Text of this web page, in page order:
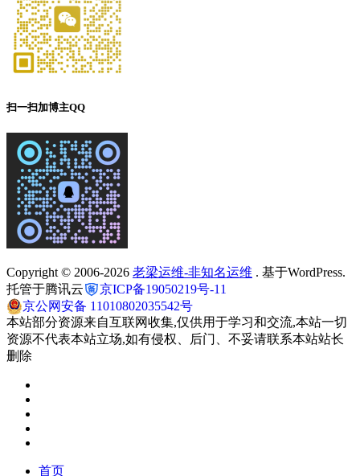
扫一扫加博主QQ
Copyright © 2006-2026 老梁运维-非知名运维 . 基于WordPress.
托管于腾讯云
京ICP备19050219号-11
京公网安备 11010802035542号
本站部分资源来自互联网收集,仅供用于学习和交流,本站一切
资源不代表本站立场,如有侵权、后门、不妥请联系本站站长
删除
首页